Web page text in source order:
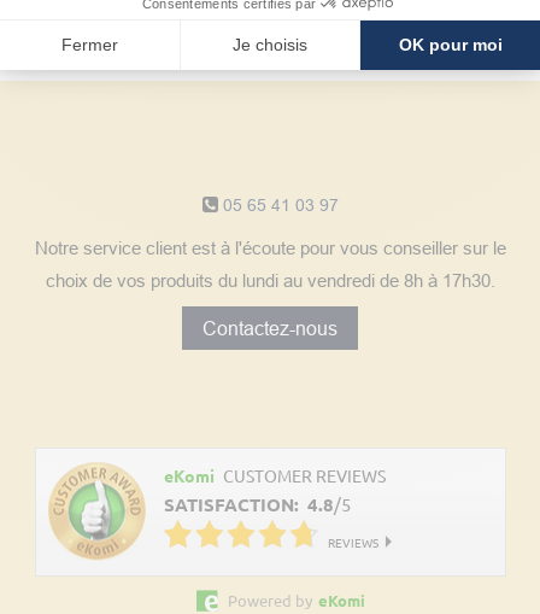
Consentements certifiés par
Fermer Je choisis OK pour moi
client
05 65 41 03 97
Notre service client est à l'écoute pour vous conseiller sur le
choix de vos produits du lundi au vendredi de 8h à 17h30.
Contactez-nous
eKomi CUSTOMER REVIEWS
SATISFACTION: 4.8/5
REVIEWS
Powered by eKomi